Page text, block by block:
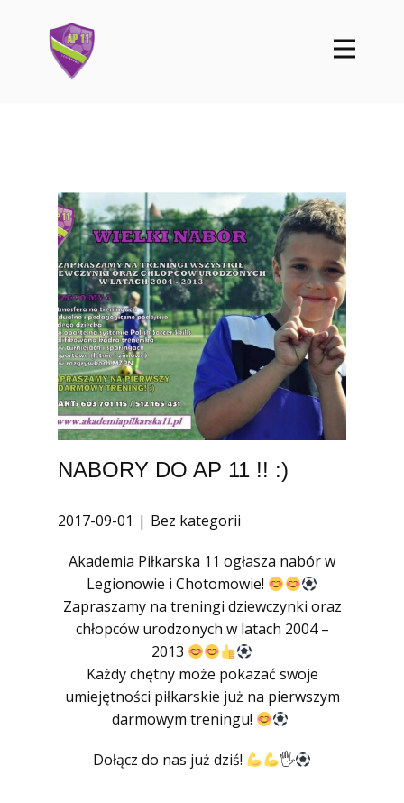
NABORY DO AP 11 !! :)
2017-09-01 Bez kategorii
Akademia Piłkarska 11 ogłasza nabór w
Legionowie i Chotomowie!
Zapraszamy na treningi dziewczynki oraz
chłopców urodzonych w latach 2004 –
2013
Każdy chętny może pokazać swoje
umiejętności piłkarskie już na pierwszym
darmowym treningu!
Dołącz do nas już dziś! 🖐